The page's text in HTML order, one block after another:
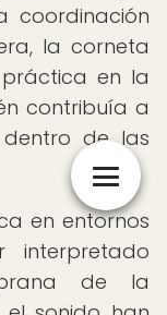
coordinación
la corneta
en la
contribuía a
de las
en entornos
interpretado
de la